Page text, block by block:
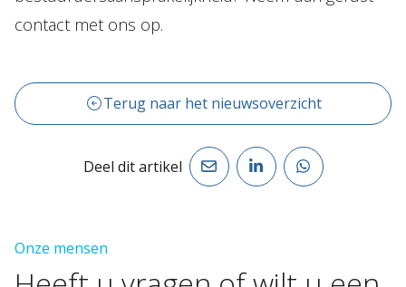
contact met ons op.
Terug naar het nieuwsoverzicht
Deel dit artikel
Onze mensen